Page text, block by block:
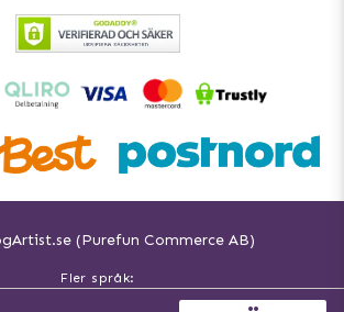
(Purefun Commerce AB)
Fler språk:
Svenska www.dogartist.se